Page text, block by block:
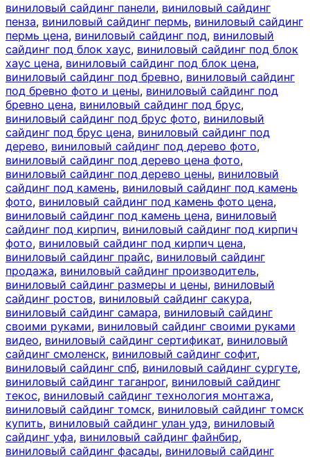
виниловый сайдинг панели, виниловый сайдинг
пенза, виниловый сайдинг пермь, виниловый сайдинг
пермь цена, виниловый сайдинг под, виниловый
сайдинг под блок хаус, виниловый сайдинг под блок
хаус цена, виниловый сайдинг под блок цена,
виниловый сайдинг под бревно, виниловый сайдинг
под бревно фото и цены, виниловый сайдинг под
бревно цена, виниловый сайдинг под брус,
виниловый сайдинг под брус фото, виниловый
сайдинг под брус цена, виниловый сайдинг под
дерево, виниловый сайдинг под дерево фото,
виниловый сайдинг под дерево цена фото,
виниловый сайдинг под дерево цены, виниловый
сайдинг под камень, виниловый сайдинг под камень
фото, виниловый сайдинг под камень фото цена,
виниловый сайдинг под камень цена, виниловый
сайдинг под кирпич, виниловый сайдинг под кирпич
фото, виниловый сайдинг под кирпич цена,
виниловый сайдинг прайс, виниловый сайдинг
продажа, виниловый сайдинг производитель,
виниловый сайдинг размеры и цены, виниловый
сайдинг ростов, виниловый сайдинг сакура,
виниловый сайдинг самара, виниловый сайдинг
своими руками, виниловый сайдинг своими руками
видео, виниловый сайдинг сертификат, виниловый
сайдинг смоленск, виниловый сайдинг софит,
виниловый сайдинг спб, виниловый сайдинг сургуте,
виниловый сайдинг таганрог, виниловый сайдинг
текос, виниловый сайдинг технология монтажа,
виниловый сайдинг томск, виниловый сайдинг томск
купить, виниловый сайдинг улан удэ, виниловый
сайдинг уфа, виниловый сайдинг файнбир,
виниловый сайдинг фасады, виниловый сайдинг